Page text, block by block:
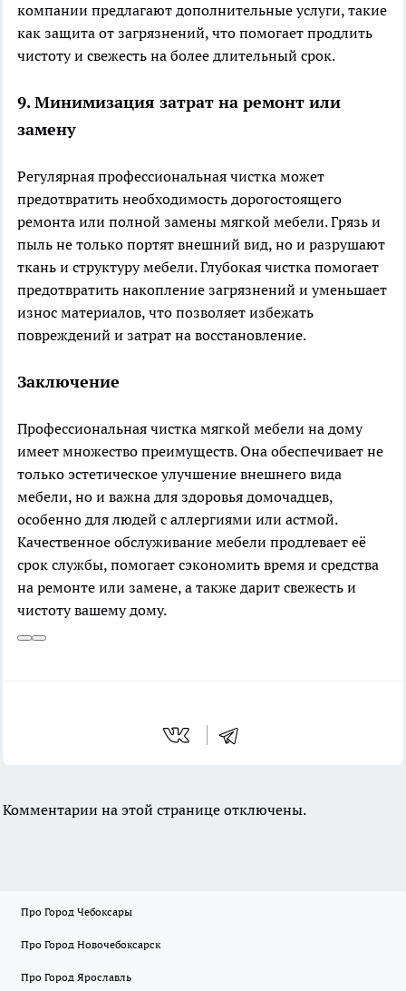
компании предлагают дополнительные услуги, такие
как защита от загрязнений, что помогает продлить
чистоту и свежесть на более длительный срок.
9. Минимизация затрат на ремонт или
замену
Регулярная профессиональная чистка может
предотвратить необходимость дорогостоящего
ремонта или полной замены мягкой мебели. Грязь и
пыль не только портят внешний вид, но и разрушают
ткань и структуру мебели. Глубокая чистка помогает
предотвратить накопление загрязнений и уменьшает
износ материалов, что позволяет избежать
повреждений и затрат на восстановление.
Заключение
Профессиональная чистка мягкой мебели на дому
имеет множество преимуществ. Она обеспечивает не
только эстетическое улучшение внешнего вида
мебели, но и важна для здоровья домочадцев,
особенно для людей с аллергиями или астмой.
Качественное обслуживание мебели продлевает её
срок службы, помогает сэкономить время и средства
на ремонте или замене, а также дарит свежесть и
чистоту вашему дому.
Комментарии на этой странице отключены.
Про Город Чебоксары
Про Город Новочебоксарск
Про Город Ярославль